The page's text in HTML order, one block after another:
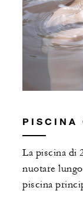
PISCINA
La piscina di
nuotare
piscina